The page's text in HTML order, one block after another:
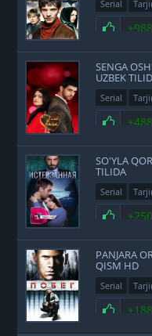
Serial
+988
SENGA
UZBEK
Serial
+488
SO'YLA
TILIDA
Serial
+250
PANJARA
QISM HD
Serial
+188